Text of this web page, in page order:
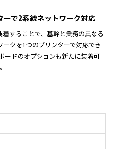
ーで2系統ネットワーク対応
することで、基幹と業務の異なる
ークを1つのプリンターで対応でき
ードのオプションも新たに装着可